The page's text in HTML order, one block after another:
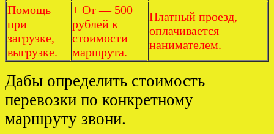
Помощь
при
загрузке,
выгрузке.
+ От — 500
рублей к
стоимости
маршрута.
Платный проезд,
оплачивается
нанимателем.
Дабы определить стоимость
перевозки по конкретному
маршруту звони.